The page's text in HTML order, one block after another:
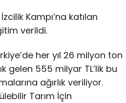
Kampı’na katılan
verildi.
her yıl 26 milyon ton
gelen 555 milyar TL’lik bu
ağırlık veriliyor.
Tarım İçin